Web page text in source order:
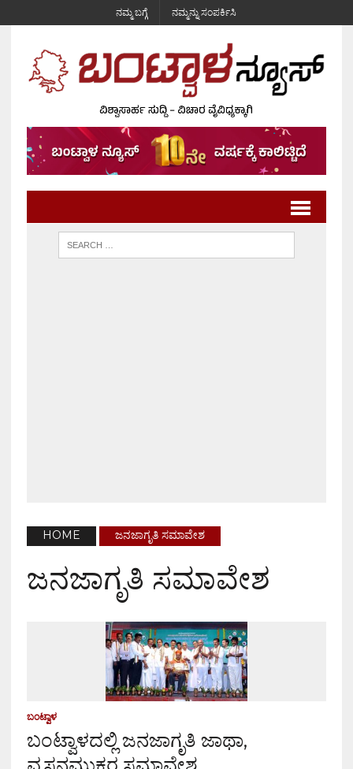
ನಮ್ಮ ಬಗ್ಗೆ ನಮ್ಮನ್ನು ಸಂಪರ್ಕಿಸಿ
HOME ಜನಜಾಗೃತಿ ಸಮಾವೇಶ
ಜನಜಾಗೃತಿ ಸಮಾವೇಶ
ಬಂಟ್ವಾಳ
ಬಂಟ್ವಾಳದಲ್ಲಿ ಜನಜಾಗೃತಿ ಜಾಥಾ,